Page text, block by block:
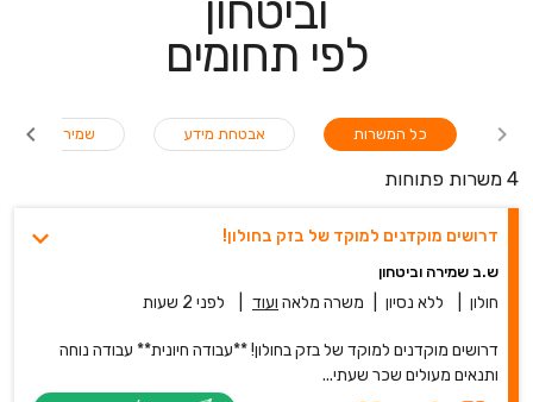
וביטחון
לפי תחומים
שמירה / אבטחת מידע כל המשרות
4 משרות פתוחות
דרושים מוקדנים למוקד של בזק בחולון!
ש.ב שמירה וביטחון
חולון ללא נסיון משרה מלאה ועוד לפני 2 שעות
דרושים מוקדנים למוקד של בזק בחולון! **עבודה חיונית** עבודה נוחה
ותנאים מעולים שכר שעתי...